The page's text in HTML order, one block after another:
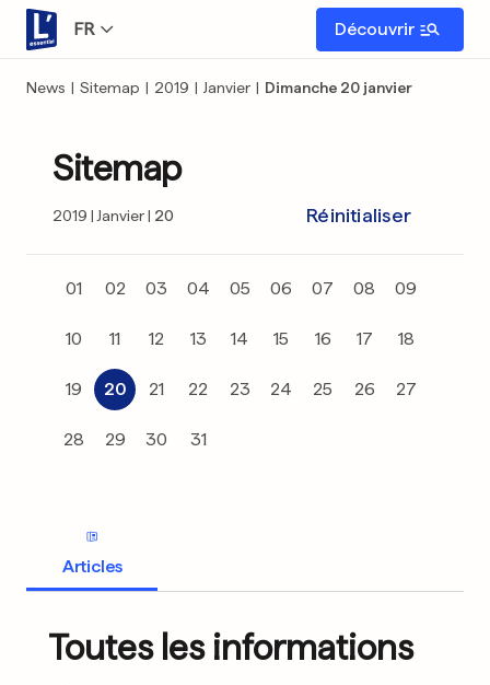
FR Découvrir
News | Sitemap | 2019 | Janvier | Dimanche 20 janvier
Sitemap
2019 Janvier 20 Réinitialiser
01 02 03 04 05 06 07 08 09
10 11 12 13 14 15 16 17 18
19 20 21 22 23 24 25 26 27
28 29 30 31
Articles
Toutes les informations